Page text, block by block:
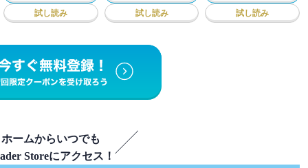
試し読み
試し読み
試し読み
ホームからいつでも
Storeにアクセス！